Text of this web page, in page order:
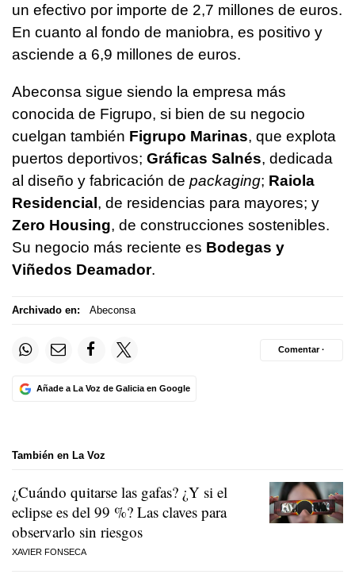
un efectivo por importe de 2,7 millones de euros.
En cuanto al fondo de maniobra, es positivo y
asciende a 6,9 millones de euros.
Abeconsa sigue siendo la empresa más
conocida de Figrupo, si bien de su negocio
cuelgan también Figrupo Marinas, que explota
puertos deportivos; Gráficas Salnés, dedicada
al diseño y fabricación de packaging; Raiola
Residencial, de residencias para mayores; y
Zero Housing, de construcciones sostenibles.
Su negocio más reciente es Bodegas y
Viñedos Deamador.
Archivado en: Abeconsa
Añade a La Voz de Galicia en Google
Comentar ·
También en La Voz
¿Cuándo quitarse las gafas? ¿Y si el
eclipse es del 99 %? Las claves para
observarlo sin riesgos
XAVIER FONSECA